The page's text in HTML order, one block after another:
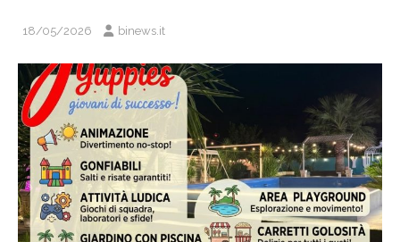
18/05/2026 binews.it